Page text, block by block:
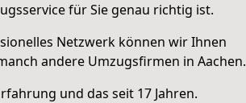
für Sie genau richtig ist.
Netzwerk können wir Ihnen
andere Umzugsfirmen in Aachen.
und das seit 17 Jahren.